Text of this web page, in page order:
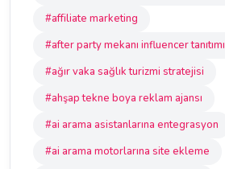
#affiliate marketing
#after party mekanı influencer tanıtımı
#ağır vaka sağlık turizmi stratejisi
#ahşap tekne boya reklam ajansı
#ai arama asistanlarına entegrasyon
#ai arama motorlarına site ekleme